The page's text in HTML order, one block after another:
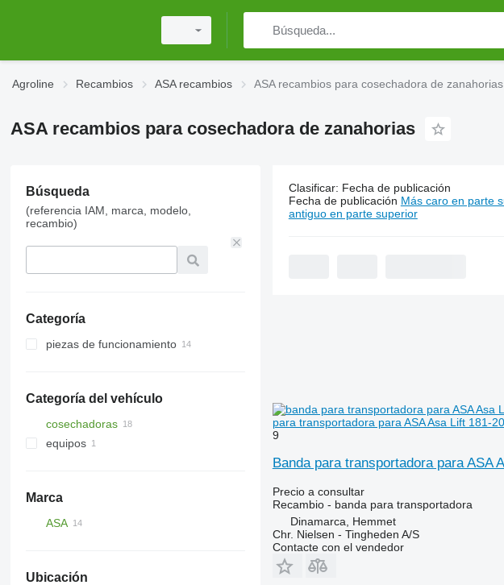
Agroline Recambios ASA recambios ASA recambios para cosechadora de zanahorias
ASA recambios para cosechadora de zanahorias
Búsqueda
(referencia IAM, marca, modelo,
recambio)
Categoría
piezas de funcionamiento
Categoría del vehículo
cosechadoras
cosechadoras de remolachas
equipos
Marca
ASA
Ubicación
14 anuncios:ASA recambios para
Clasificar: Fecha de publicación
Fecha de publicación Más caro en parte
antiguo en parte superior
para transportadora para ASA Asa Lift 181-
9
Banda para transportadora para ASA
Precio a consultar
Recambio - banda para transportadora
Dinamarca, Hemmet
Chr. Nielsen - Tingheden A/S
Contacte con el vendedor